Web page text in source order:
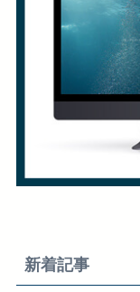
新着記事